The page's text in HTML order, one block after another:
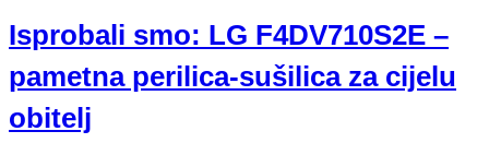
Isprobali smo: LG F4DV710S2E –
pametna perilica-sušilica za cijelu
obitelj